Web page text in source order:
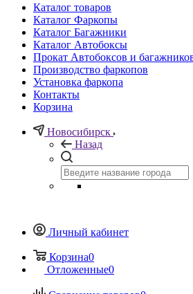
Каталог товаров
Каталог Фаркопы
Каталог Багажники
Каталог Автобоксы
Прокат Автобоксов и
Производство фаркопов
Установка фаркопа
Контакты
Корзина
Новосибирск
Назад
Личный кабинет
Корзина0
Отложенные0